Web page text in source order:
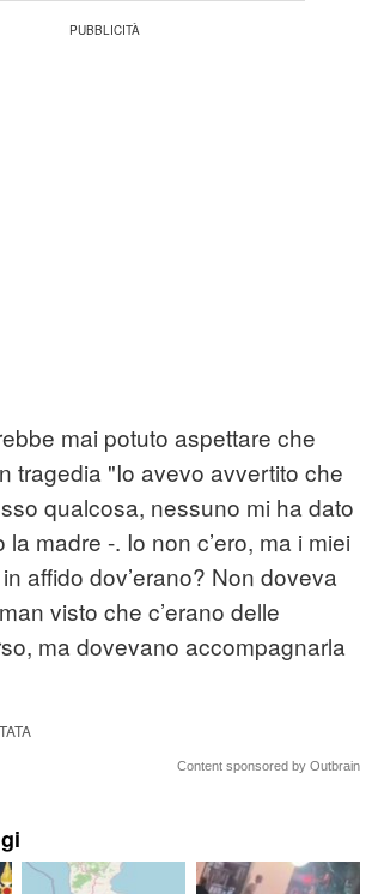
mai potuto aspettare che
tragedia "Io avevo avvertito che
qualcosa, nessuno mi ha dato
la madre -. Io non c’ero, ma i miei
affido dov’erano? Non doveva
visto che c’erano delle
ma dovevano accompagnarla
Content sponsored by Outbrain